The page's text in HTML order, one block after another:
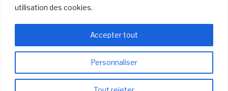
utilisation des cookies.
Personnaliser
Accepter tout
info@laboiteabijoux.ca